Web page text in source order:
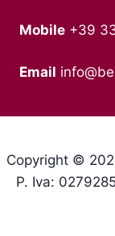
Mobile +39
Email
Copyright ©
P. Iva: